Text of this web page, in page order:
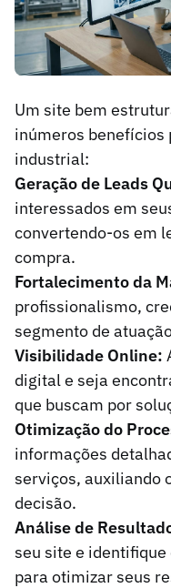
Um site bem
inúmeros benefícios
industrial:
Geração de Leads
interessados em
convertendo-os em
compra.
Fortalecimento da
profissionalismo,
segmento de
Visibilidade Online:
digital e seja
que buscam por
Otimização do
informações
serviços, auxiliando
decisão.
Análise de
seu site e
para otimizar seus